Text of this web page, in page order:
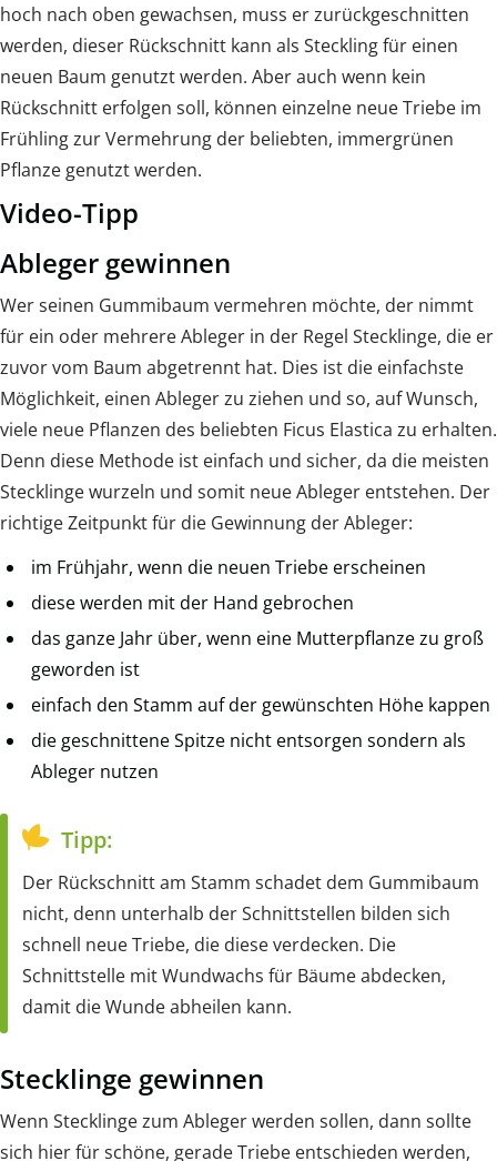
hoch nach oben gewachsen, muss er zurückgeschnitten
werden, dieser Rückschnitt kann als Steckling für einen
neuen Baum genutzt werden. Aber auch wenn kein
Rückschnitt erfolgen soll, können einzelne neue Triebe im
Frühling zur Vermehrung der beliebten, immergrünen
Pflanze genutzt werden.
Video-Tipp
Ableger gewinnen
Wer seinen Gummibaum vermehren möchte, der nimmt
für ein oder mehrere Ableger in der Regel Stecklinge, die er
zuvor vom Baum abgetrennt hat. Dies ist die einfachste
Möglichkeit, einen Ableger zu ziehen und so, auf Wunsch,
viele neue Pflanzen des beliebten Ficus Elastica zu erhalten.
Denn diese Methode ist einfach und sicher, da die meisten
Stecklinge wurzeln und somit neue Ableger entstehen. Der
richtige Zeitpunkt für die Gewinnung der Ableger:
im Frühjahr, wenn die neuen Triebe erscheinen
diese werden mit der Hand gebrochen
das ganze Jahr über, wenn eine Mutterpflanze zu groß
geworden ist
einfach den Stamm auf der gewünschten Höhe kappen
die geschnittene Spitze nicht entsorgen sondern als
Ableger nutzen
Tipp:
Der Rückschnitt am Stamm schadet dem Gummibaum
nicht, denn unterhalb der Schnittstellen bilden sich
schnell neue Triebe, die diese verdecken. Die
Schnittstelle mit Wundwachs für Bäume abdecken,
damit die Wunde abheilen kann.
Stecklinge gewinnen
Wenn Stecklinge zum Ableger werden sollen, dann sollte
sich hier für schöne, gerade Triebe entschieden werden,